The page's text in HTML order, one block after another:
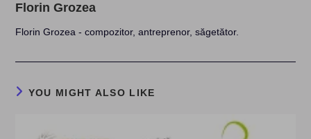
Florin Grozea
Florin Grozea - compozitor, antreprenor, săgetător.
YOU MIGHT ALSO LIKE